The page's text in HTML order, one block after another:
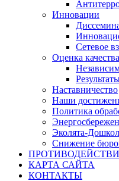
Инновации
Сетевое
Оценка
Наставничество
Наши
Политика
Эколята-
Снижение
КАРТА САЙТА
КОНТАКТЫ